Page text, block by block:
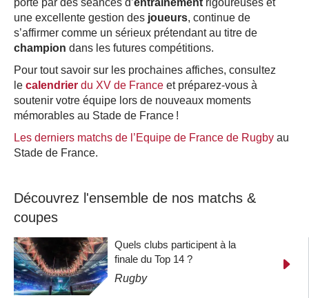
une excellente gestion des joueurs, continue de
s’affirmer comme un sérieux prétendant au titre de
champion dans les futures compétitions.
Pour tout savoir sur les prochaines affiches, consultez
le calendrier du XV de France et préparez-vous à
soutenir votre équipe lors de nouveaux moments
mémorables au Stade de France !
Les derniers matchs de l’Equipe de France de Rugby au
Stade de France.
Découvrez l'ensemble de nos matchs &
coupes
Quels clubs participent à la
finale du Top 14 ?
Rugby